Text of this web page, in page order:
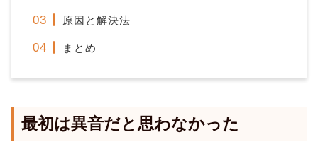
原因と解決法
まとめ
最初は異音だと思わなかった